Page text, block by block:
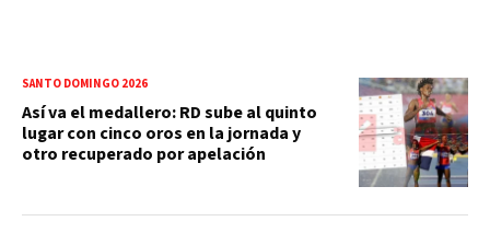
SANTO DOMINGO 2026
Así va el medallero: RD sube al quinto
lugar con cinco oros en la jornada y
otro recuperado por apelación